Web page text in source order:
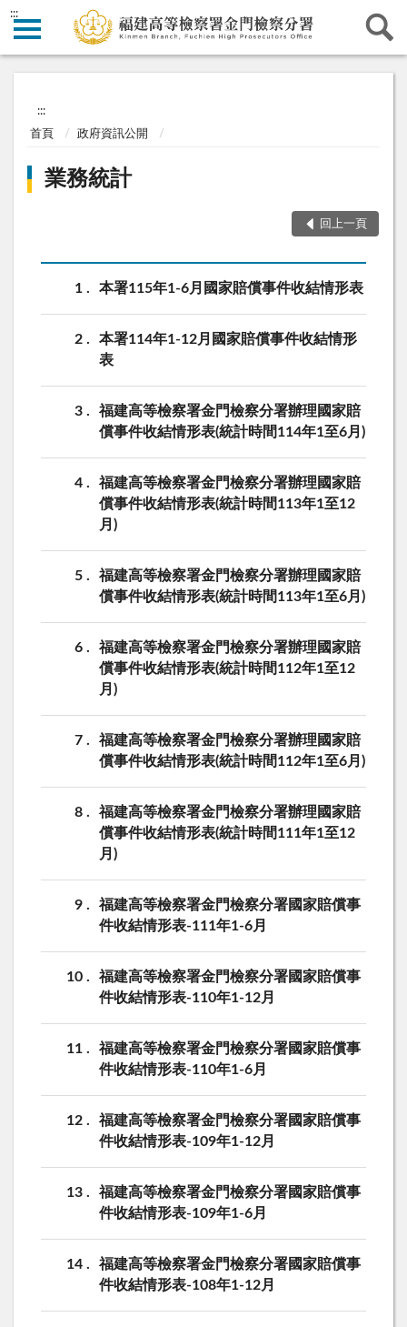
:::
:::
首頁 政府資訊公開
業務統計
回上一頁
1 本署115年1-6月國家賠償事件收結情形表
2
本署114年1-12月國家賠償事件收結情形
表
3
福建高等檢察署金門檢察分署辦理國家賠
償事件收結情形表(統計時間114年1至6月)
4
福建高等檢察署金門檢察分署辦理國家賠
償事件收結情形表(統計時間113年1至12
月)
5
福建高等檢察署金門檢察分署辦理國家賠
償事件收結情形表(統計時間113年1至6月)
6
福建高等檢察署金門檢察分署辦理國家賠
償事件收結情形表(統計時間112年1至12
月)
7
福建高等檢察署金門檢察分署辦理國家賠
償事件收結情形表(統計時間112年1至6月)
8
福建高等檢察署金門檢察分署辦理國家賠
償事件收結情形表(統計時間111年1至12
月)
9
福建高等檢察署金門檢察分署國家賠償事
件收結情形表-111年1-6月
10
福建高等檢察署金門檢察分署國家賠償事
件收結情形表-110年1-12月
11
福建高等檢察署金門檢察分署國家賠償事
件收結情形表-110年1-6月
12
福建高等檢察署金門檢察分署國家賠償事
件收結情形表-109年1-12月
13
福建高等檢察署金門檢察分署國家賠償事
件收結情形表-109年1-6月
14
福建高等檢察署金門檢察分署國家賠償事
件收結情形表-108年1-12月